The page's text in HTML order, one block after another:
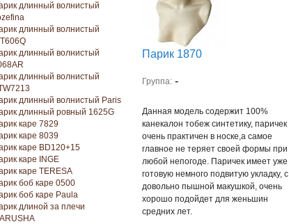
длинный волнистый
длинный волнистый
длинный волнистый
длинный волнистый
длинный волнистый Paris
длинный ровный 1625G
каре 7829
каре 8039
каре BD120+15
каре INGE
каре TERESA
боб каре 0500
боб каре Paula
длиной за плечи
Парик 1870
Группа: -
Данная модель содержит 100%
канекалон тобеж синтетику, паричек
очень практичен в носке,а самое
главное не теряет своей формы при
любой непогоде. Паричек имеет уже
готовую немного подвитую укладку, с
довольно пышной макушкой, очень
хорошо подойдет для женьшин
средних лет.